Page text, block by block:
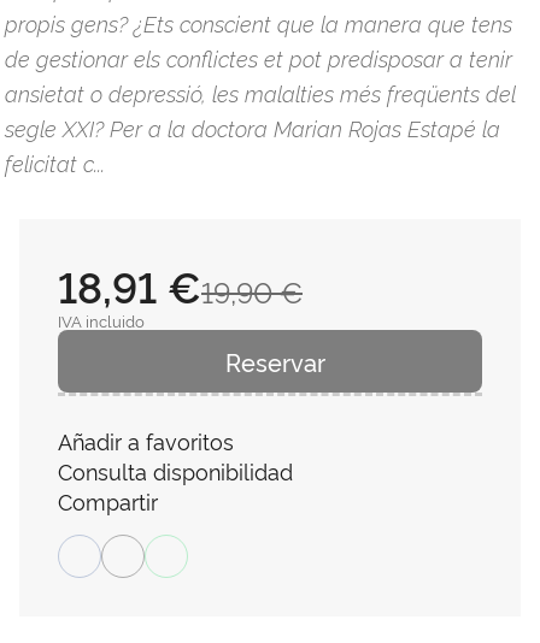
propis gens? ¿Ets conscient que la manera que tens
de gestionar els conflictes et pot predisposar a tenir
ansietat o depressió, les malalties més freqüents del
segle XXI? Per a la doctora Marian Rojas Estapé la
felicitat c...
19,90 €
18,91 €
IVA incluido
Reservar
Añadir a favoritos
Consulta disponibilidad
Compartir